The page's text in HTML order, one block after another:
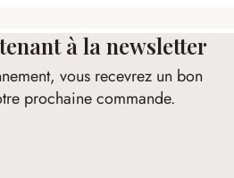
à la newsletter
vous recevrez un bon
prochaine commande.